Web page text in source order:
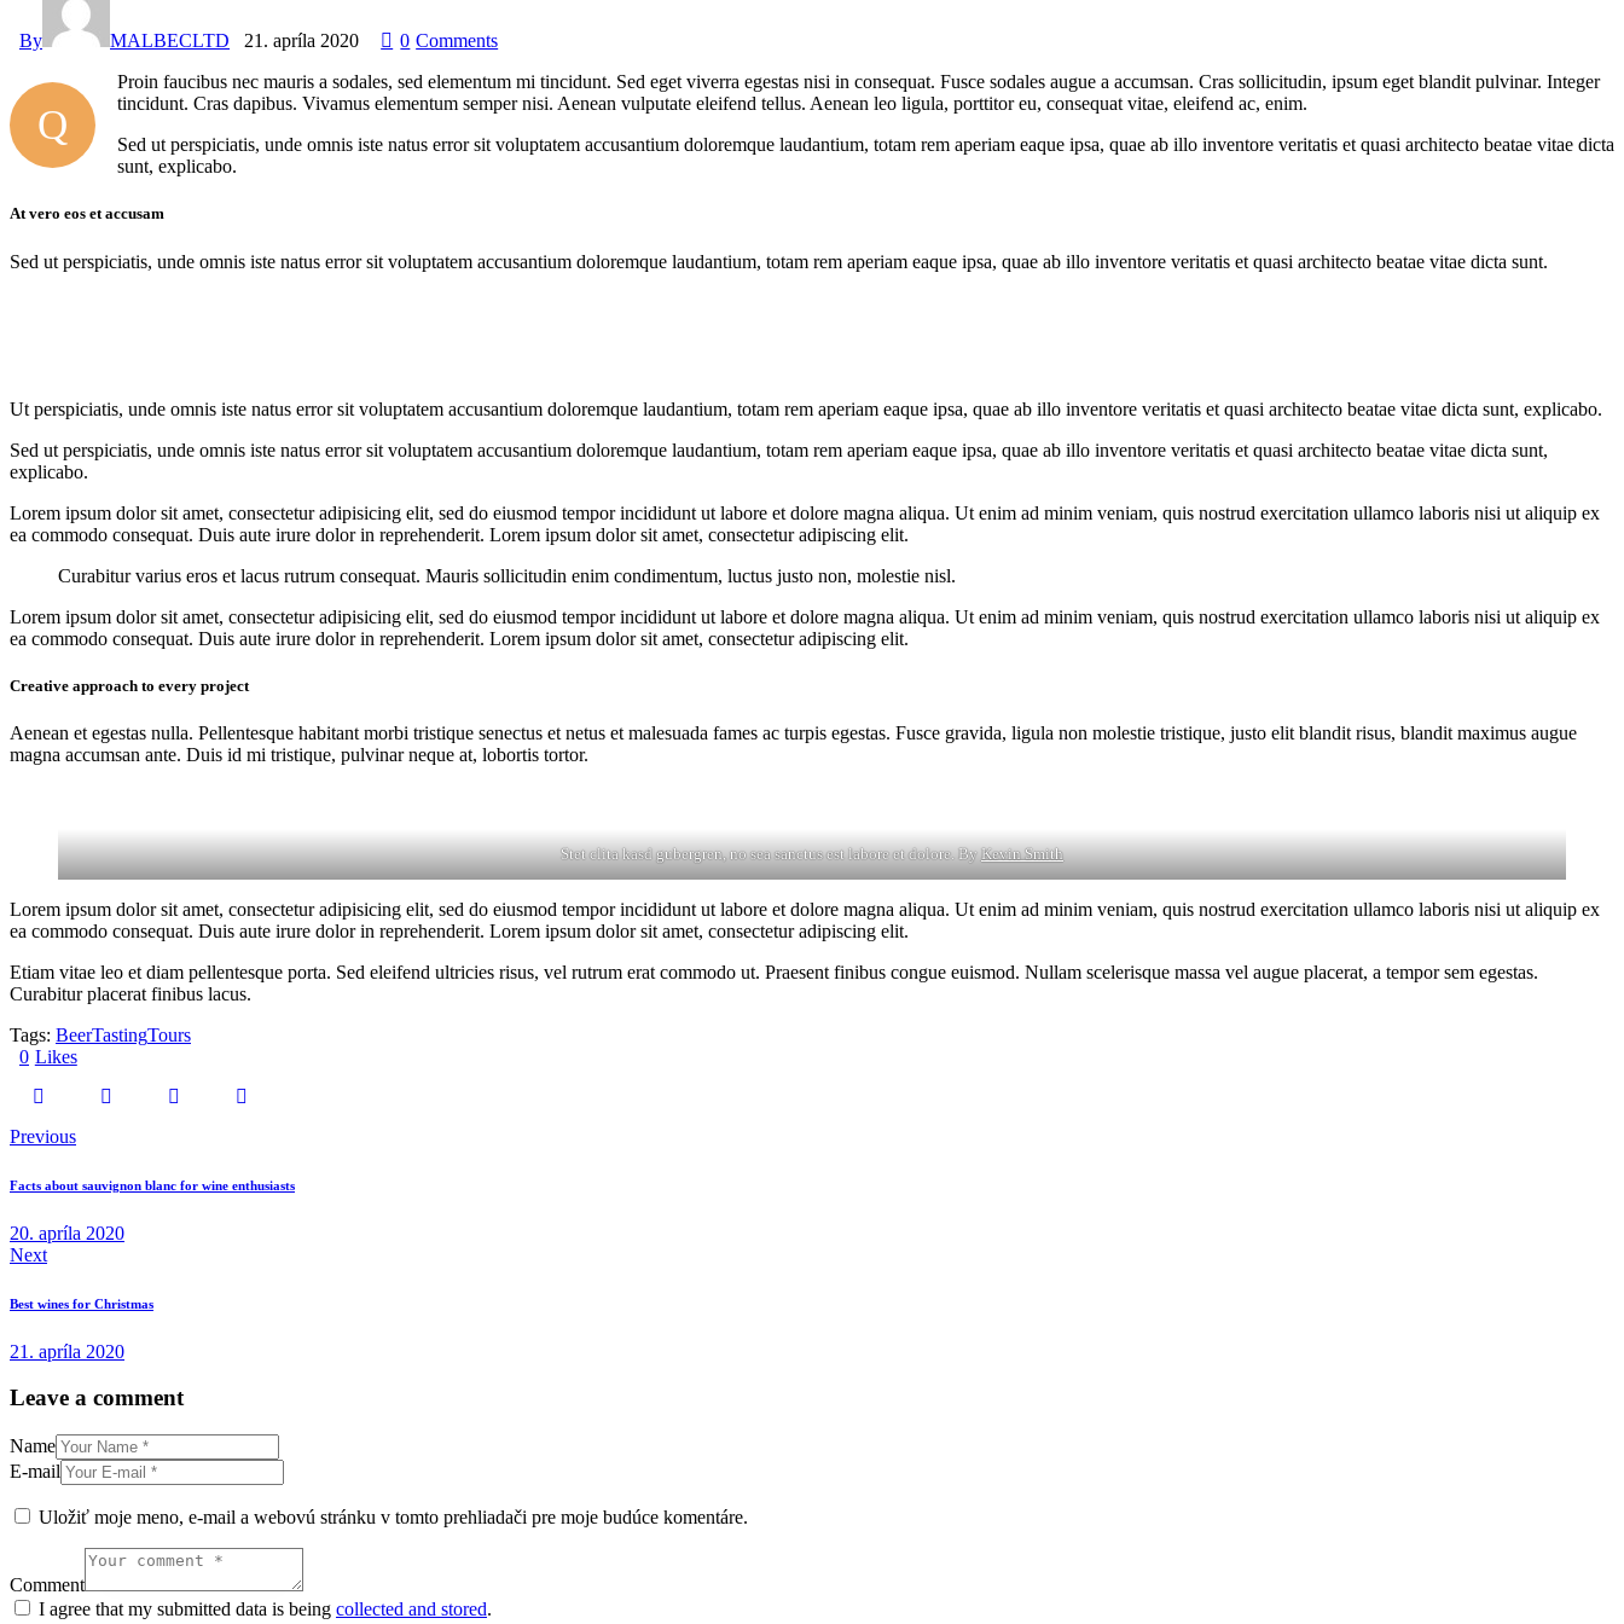
By MALBECLTD 21. apríla 2020 0 Comments
Q
Proin faucibus nec mauris a sodales, sed elementum mi tincidunt. Sed eget viverra egestas nisi in consequat. Fusce sodales augue a accumsan. Cras sollicitudin, ipsum eget blandit pulvinar. Integer
tincidunt. Cras dapibus. Vivamus elementum semper nisi. Aenean vulputate eleifend tellus. Aenean leo ligula, porttitor eu, consequat vitae, eleifend ac, enim.
Sed ut perspiciatis, unde omnis iste natus error sit voluptatem accusantium doloremque laudantium, totam rem aperiam eaque ipsa, quae ab illo inventore veritatis et quasi architecto beatae vitae dicta
sunt, explicabo.
At vero eos et accusam
Sed ut perspiciatis, unde omnis iste natus error sit voluptatem accusantium doloremque laudantium, totam rem aperiam eaque ipsa, quae ab illo inventore veritatis et quasi architecto beatae vitae dicta sunt.
Ut perspiciatis, unde omnis iste natus error sit voluptatem accusantium doloremque laudantium, totam rem aperiam eaque ipsa, quae ab illo inventore veritatis et quasi architecto beatae vitae dicta sunt, explicabo.
Sed ut perspiciatis, unde omnis iste natus error sit voluptatem accusantium doloremque laudantium, totam rem aperiam eaque ipsa, quae ab illo inventore veritatis et quasi architecto beatae vitae dicta sunt,
explicabo.
Lorem ipsum dolor sit amet, consectetur adipisicing elit, sed do eiusmod tempor incididunt ut labore et dolore magna aliqua. Ut enim ad minim veniam, quis nostrud exercitation ullamco laboris nisi ut aliquip ex
ea commodo consequat. Duis aute irure dolor in reprehenderit. Lorem ipsum dolor sit amet, consectetur adipiscing elit.
Curabitur varius eros et lacus rutrum consequat. Mauris sollicitudin enim condimentum, luctus justo non, molestie nisl.
Lorem ipsum dolor sit amet, consectetur adipisicing elit, sed do eiusmod tempor incididunt ut labore et dolore magna aliqua. Ut enim ad minim veniam, quis nostrud exercitation ullamco laboris nisi ut aliquip ex
ea commodo consequat. Duis aute irure dolor in reprehenderit. Lorem ipsum dolor sit amet, consectetur adipiscing elit.
Creative approach to every project
Aenean et egestas nulla. Pellentesque habitant morbi tristique senectus et netus et malesuada fames ac turpis egestas. Fusce gravida, ligula non molestie tristique, justo elit blandit risus, blandit maximus augue
magna accumsan ante. Duis id mi tristique, pulvinar neque at, lobortis tortor.
Stet clita kasd gubergren, no sea sanctus est labore et dolore. By Kevin Smith
Lorem ipsum dolor sit amet, consectetur adipisicing elit, sed do eiusmod tempor incididunt ut labore et dolore magna aliqua. Ut enim ad minim veniam, quis nostrud exercitation ullamco laboris nisi ut aliquip ex
ea commodo consequat. Duis aute irure dolor in reprehenderit. Lorem ipsum dolor sit amet, consectetur adipiscing elit.
Etiam vitae leo et diam pellentesque porta. Sed eleifend ultricies risus, vel rutrum erat commodo ut. Praesent finibus congue euismod. Nullam scelerisque massa vel augue placerat, a tempor sem egestas.
Curabitur placerat finibus lacus.
Tags: BeerTastingTours
0 Likes
Twitter-
Facebook Share- Copy
Navigácia
v
Previous
Facts about sauvignon blanc for wine enthusiasts
20. apríla 2020
Next
Best wines for Christmas
21. apríla 2020
Leave a comment
Name
E-mail
Uložiť moje meno, e-mail a webovú stránku v tomto prehliadači pre moje budúce komentáre.
Comment
I agree that my submitted data is being collected and stored.